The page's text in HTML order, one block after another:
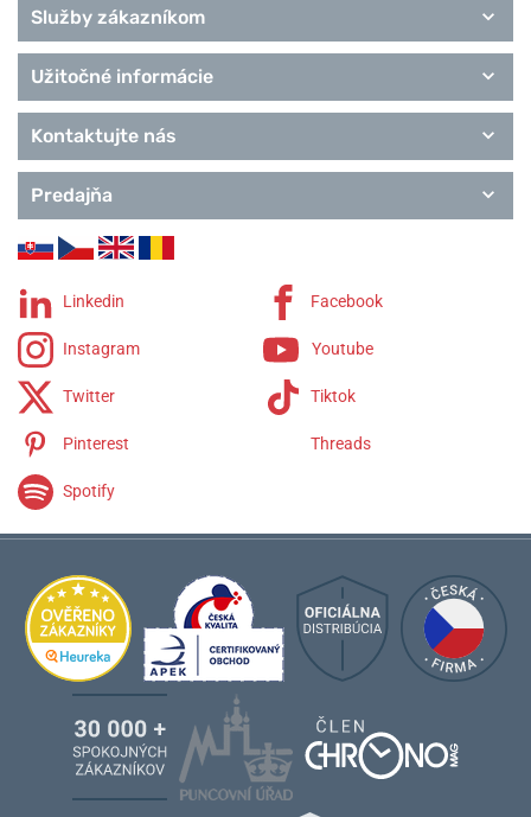
Služby zákazníkom
Užitočné informácie
Kontaktujte nás
Predajňa
Linkedin Facebook
Instagram Youtube
Twitter Tiktok
Pinterest Threads
Spotify